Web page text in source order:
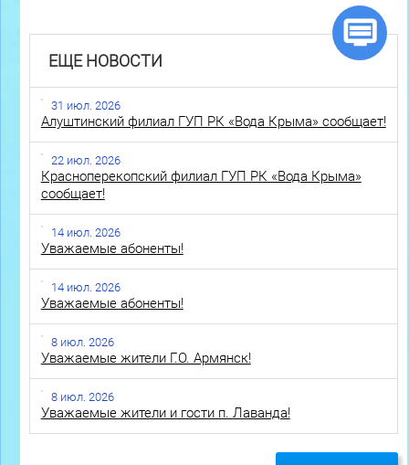
ЕЩЕ НОВОСТИ
31 июл. 2026
Алуштинский филиал ГУП РК «Вода Крыма» сообщает!
22 июл. 2026
Красноперекопский филиал ГУП РК «Вода Крыма»
сообщает!
14 июл. 2026
Уважаемые абоненты!
14 июл. 2026
Уважаемые абоненты!
8 июл. 2026
Уважаемые жители Г.О. Армянск!
8 июл. 2026
Уважаемые жители и гости п. Лаванда!